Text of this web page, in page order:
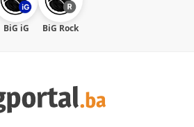
BiG iG BiG Rock